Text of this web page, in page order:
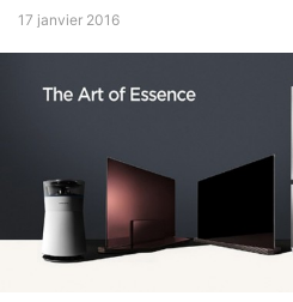
17 janvier 2016